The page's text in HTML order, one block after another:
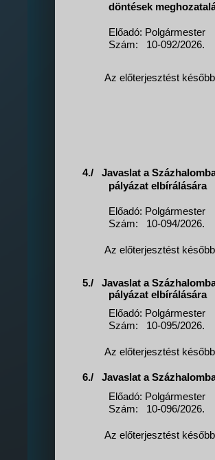
döntések
Előadó: Polgármester
Szám:
10-092/2026.
Az előterjesztést
4./
Javaslat a
pályázat elbírálására
Előadó: Polgármester
Szám:
10-094/2026.
Az előterjesztést
5./
Javaslat a
pályázat elbírálására
Előadó: Polgármester
Szám:
10-095/2026.
Az előterjesztést
6./
Javaslat a
Előadó: Polgármester
Szám:
10-096/2026.
Az előterjesztést